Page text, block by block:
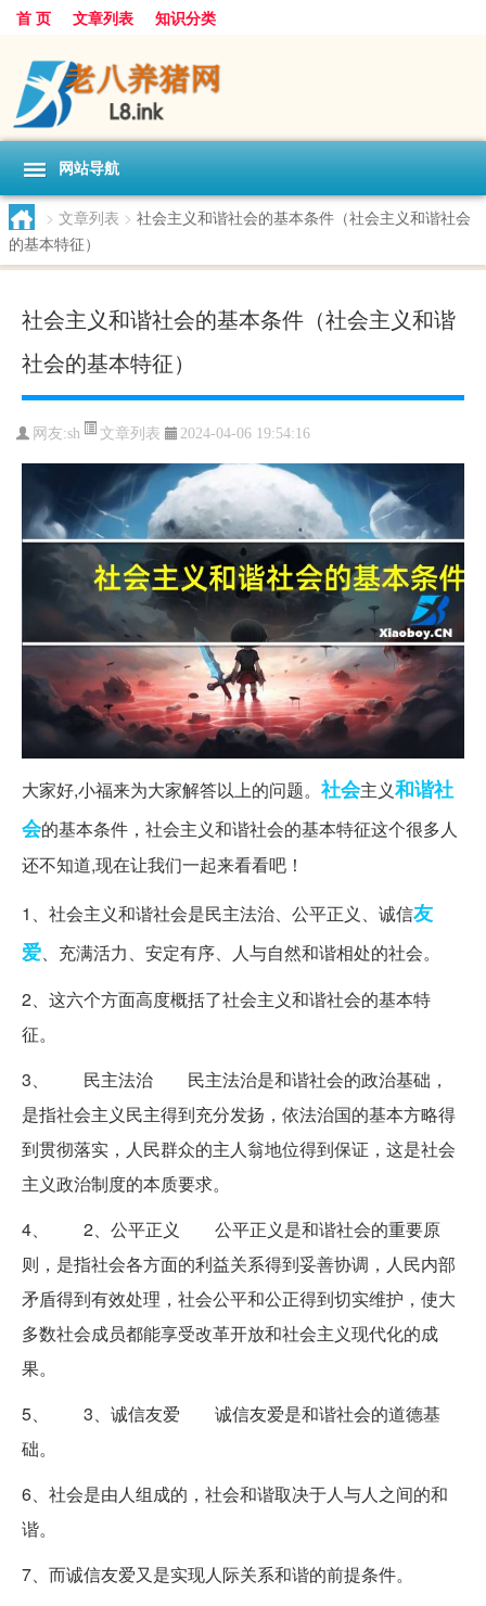
首 页 文章列表 知识分类
网站导航
> 文章列表 > 社会主义和谐社会的基本条件（社会主义和谐社会
的基本特征）
社会主义和谐社会的基本条件（社会主义和谐
社会的基本特征）
网友:sh 文章列表 2024-04-06 19:54:16
大家好,小福来为大家解答以上的问题。 社会主义和谐社
会的基本条件，社会主义和谐社会的基本特征这个很多人
还不知道,现在让我们一起来看看吧！
1、社会主义和谐社会是民主法治、公平正义、诚信友
爱、充满活力、安定有序、人与自然和谐相处的社会。
2、这六个方面高度概括了社会主义和谐社会的基本特
征。
3、 民主法治 民主法治是和谐社会的政治基础，
是指社会主义民主得到充分发扬，依法治国的基本方略得
到贯彻落实，人民群众的主人翁地位得到保证，这是社会
主义政治制度的本质要求。
4、 2、公平正义 公平正义是和谐社会的重要原
则，是指社会各方面的利益关系得到妥善协调，人民内部
矛盾得到有效处理，社会公平和公正得到切实维护，使大
多数社会成员都能享受改革开放和社会主义现代化的成
果。
5、 3、诚信友爱 诚信友爱是和谐社会的道德基
础。
6、社会是由人组成的，社会和谐取决于人与人之间的和
谐。
7、而诚信友爱又是实现人际关系和谐的前提条件。